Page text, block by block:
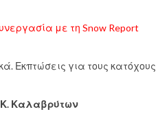
με τη Snow Report
Εκπτώσεις για τους κατόχους
Καλαβρύτων